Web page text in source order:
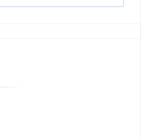
Informasi Akuntansi